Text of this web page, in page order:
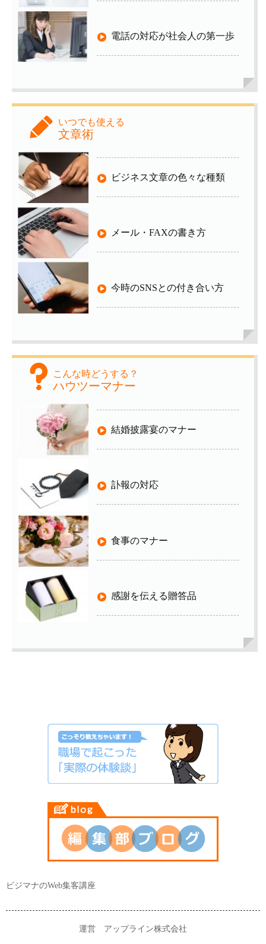
電話の対応が社会人の第一歩
いつでも使える
文章術
ビジネス文章の色々な種類
メール・FAXの書き方
今時のSNSとの付き合い方
こんな時どうする？
ハウツーマナー
結婚披露宴のマナー
訃報の対応
食事のマナー
感謝を伝える贈答品
ビジマナのWeb集客講座
運営 アップライン株式会社